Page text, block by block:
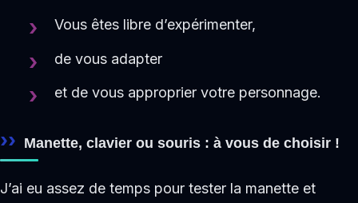
Vous êtes libre d’expérimenter,
de vous adapter
et de vous approprier votre personnage.
Manette, clavier ou souris : à vous de choisir !
J’ai eu assez de temps pour tester la manette et